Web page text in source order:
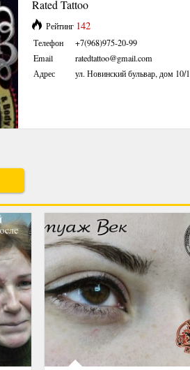
Rated Tattoo
Рейтинг 142
Телефон
+7(968)975-20-99
Email
ratedtattoo@gmail.com
Адрес
ул. Новинский бульвар, дом 10/